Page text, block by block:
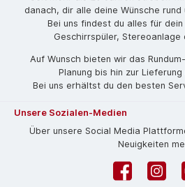
danach, dir alle deine Wünsche rund
Bei uns findest du alles für
Geschirrspüler, Stereoanlage
Auf Wunsch bieten wir das
Planung bis hin zur Lieferung
Bei uns erhältst du den besten
Unsere Sozialen-Medien
Über unsere Social Media
Neuigkeiten
FacebookInstagram